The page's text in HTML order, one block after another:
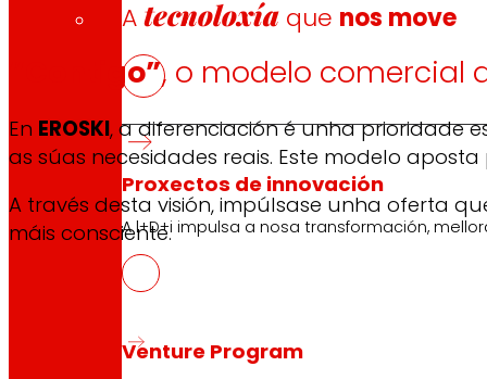
Atecnoloxía que nos move
Proxectos de innovación
A l+D+i impulsa a nosa transformación,
Venture Program
“Contigo”, o modelo comercial
En EROSKI, a diferenciación é unha prioridade
as súas necesidades reais. Este modelo
A través desta visión, impúlsase unha oferta
máis consciente.